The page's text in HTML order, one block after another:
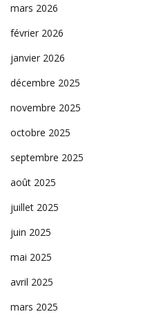
mars 2026
février 2026
janvier 2026
décembre 2025
novembre 2025
octobre 2025
septembre 2025
août 2025
juillet 2025
juin 2025
mai 2025
avril 2025
mars 2025